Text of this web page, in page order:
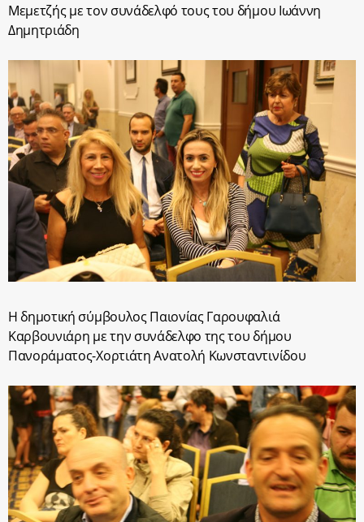
Μεμετζής με τον συνάδελφό τους του δήμου Ιωάννη
Δημητριάδη
Η δημοτική σύμβουλος Παιονίας Γαρουφαλιά
Καρβουνιάρη με την συνάδελφο της του δήμου
Πανοράματος-Χορτιάτη Ανατολή Κωνσταντινίδου